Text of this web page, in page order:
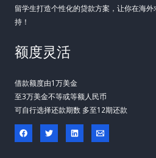
留学生打造个性化的贷款方案，让你在海
持！
额度灵活
借款额度由1万美金
至3万美金不等或等额人民币
可自行选择还款期数 多至12期还款